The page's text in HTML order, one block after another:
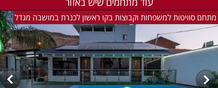
מתחם סוויטות למשפחות וקבוצות בקו ראשון לכנרת במושבה מגדל